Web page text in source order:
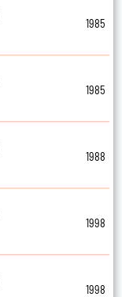
1985
1985
1988
1998
1998